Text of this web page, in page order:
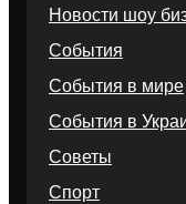
Новости шоу
События
События в мире
События в
Советы
Спорт